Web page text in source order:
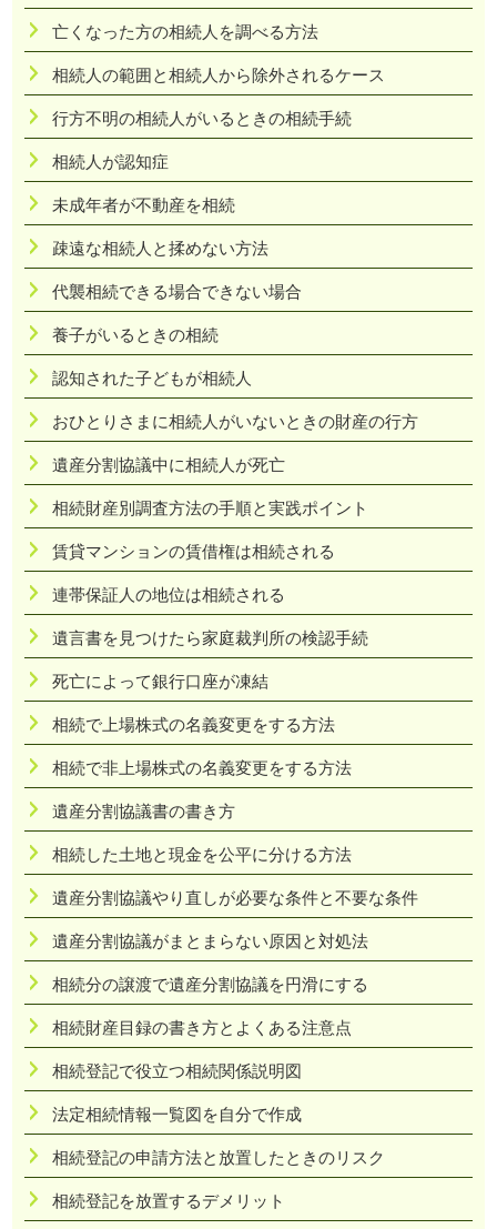
亡くなった方の相続人を調べる方法
相続人の範囲と相続人から除外されるケース
行方不明の相続人がいるときの相続手続
相続人が認知症
未成年者が不動産を相続
疎遠な相続人と揉めない方法
代襲相続できる場合できない場合
養子がいるときの相続
認知された子どもが相続人
おひとりさまに相続人がいないときの財産の行方
遺産分割協議中に相続人が死亡
相続財産別調査方法の手順と実践ポイント
賃貸マンションの賃借権は相続される
連帯保証人の地位は相続される
遺言書を見つけたら家庭裁判所の検認手続
死亡によって銀行口座が凍結
相続で上場株式の名義変更をする方法
相続で非上場株式の名義変更をする方法
遺産分割協議書の書き方
相続した土地と現金を公平に分ける方法
遺産分割協議やり直しが必要な条件と不要な条件
遺産分割協議がまとまらない原因と対処法
相続分の譲渡で遺産分割協議を円滑にする
相続財産目録の書き方とよくある注意点
相続登記で役立つ相続関係説明図
法定相続情報一覧図を自分で作成
相続登記の申請方法と放置したときのリスク
相続登記を放置するデメリット